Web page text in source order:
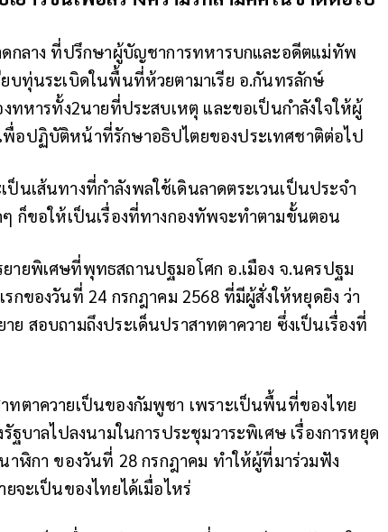
กลาง ที่ปรึกษาผู้บัญชาการทหารบกและอดีตแม่ทัพ
บทุ่นระเบิดในพื้นที่ห้วยตามาเรีย อ.กันทรลักษ์
งทหารทั้ง2นายที่ประสบเหตุ และขอเป็นกำลังใจให้ผู้
อปฏิบัติหน้าที่รักษาอธิปไตยของประเทศชาติต่อไป
นเส้นทางที่กำลังพลใช้เดินลาดตระเวนเป็นประจำ
ๆ ก็ขอให้เป็นเรื่องที่ทางกองทัพจะทำตามขั้นตอน
ายพิเศษที่พุทธสถานปฐมอโศก อ.เมือง จ.นครปฐม
กของวันที่ 24 กรกฎาคม 2568 ที่มีผู้สั่งให้หยุดยิง ว่า
สอบถามถึงประเด็นปราสาทตาควาย ซึ่งเป็นเรื่องที่
ทตาควายเป็นของกัมพูชา เพราะเป็นพื้นที่ของไทย
บาลไปลงนามในการประชุมวาระพิเศษ เรื่องการหยุด
นาฬิกา ของวันที่ 28 กรกฎาคม ทำให้ผู้ที่มาร่วมฟัง
ยจะเป็นของไทยได้เมื่อไหร่